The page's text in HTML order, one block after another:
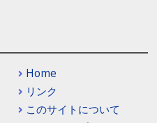
Home
リンク
このサイトについて